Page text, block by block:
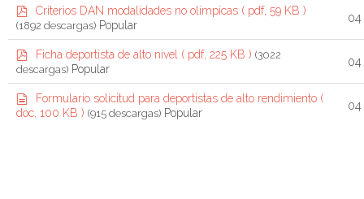
p
d
f
Criterios DAN modalidades no olímpicas ( pdf, 59 KB )
(1892 descargas) Popular
04
d
f
Ficha deportista de alto nivel ( pdf, 225 KB ) (3022
descargas) Popular
04
o
Formulario solicitud para deportistas de alto rendimiento (
doc, 100 KB ) (915 descargas) Popular
04